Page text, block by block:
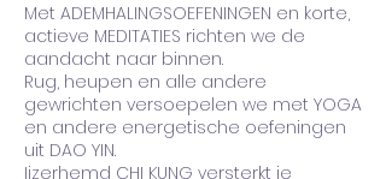
Met ADEMHALINGSOEFENINGEN en korte,
actieve MEDITATIES richten we de
aandacht naar binnen.
Rug, heupen en alle andere
gewrichten versoepelen we met YOGA
en andere energetische oefeningen
uit DAO YIN.
Ijzerhemd CHI KUNG versterkt je